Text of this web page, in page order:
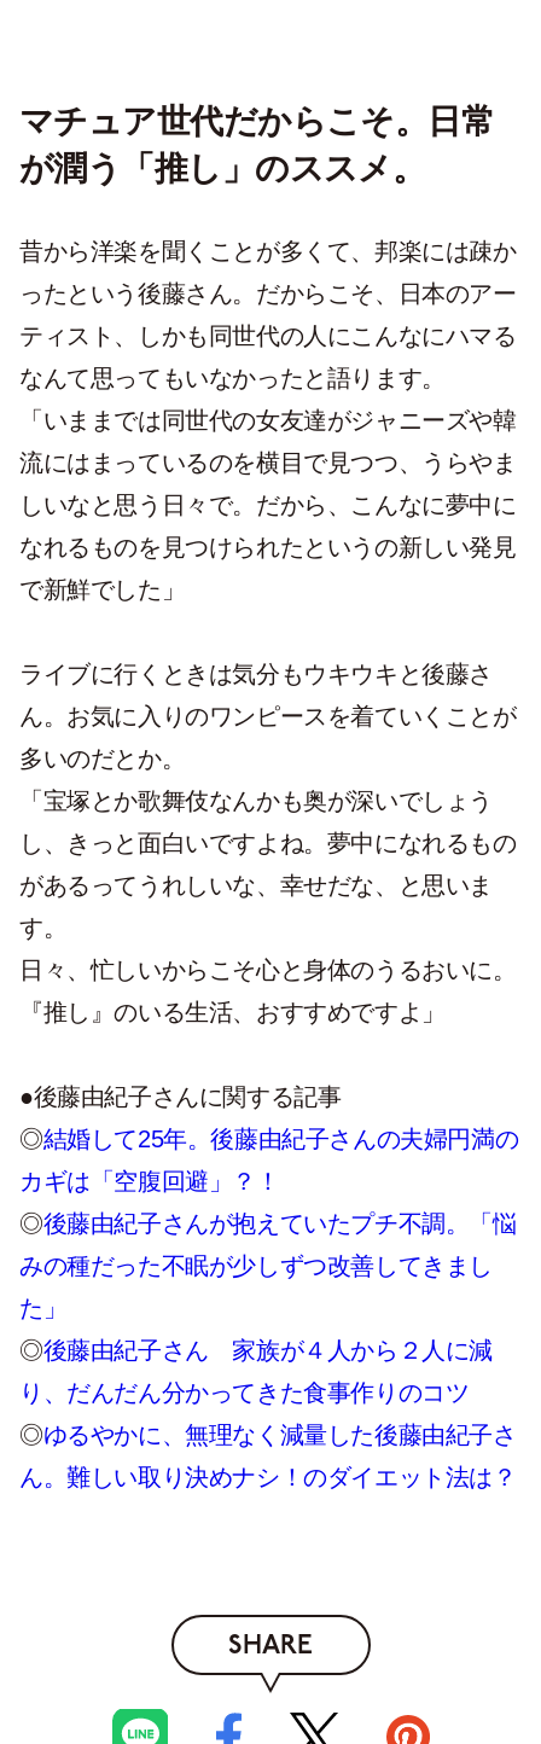
マチュア世代だからこそ。日常
が潤う「推し」のススメ。
昔から洋楽を聞くことが多くて、邦楽には疎か
ったという後藤さん。だからこそ、日本のアー
ティスト、しかも同世代の人にこんなにハマる
なんて思ってもいなかったと語ります。
「いままでは同世代の女友達がジャニーズや韓
流にはまっているのを横目で見つつ、うらやま
しいなと思う日々で。だから、こんなに夢中に
なれるものを見つけられたというの新しい発見
で新鮮でした」
ライブに行くときは気分もウキウキと後藤さ
ん。お気に入りのワンピースを着ていくことが
多いのだとか。
「宝塚とか歌舞伎なんかも奥が深いでしょう
し、きっと面白いですよね。夢中になれるもの
があるってうれしいな、幸せだな、と思いま
す。
日々、忙しいからこそ心と身体のうるおいに。
『推し』のいる生活、おすすめですよ」
●後藤由紀子さんに関する記事
◎結婚して25年。後藤由紀子さんの夫婦円満の
カギは「空腹回避」？！
◎後藤由紀子さんが抱えていたプチ不調。「悩
みの種だった不眠が少しずつ改善してきまし
た」
◎後藤由紀子さん 家族が４人から２人に減
り、だんだん分かってきた食事作りのコツ
◎ゆるやかに、無理なく減量した後藤由紀子さ
ん。難しい取り決めナシ！のダイエット法は？
SHARE